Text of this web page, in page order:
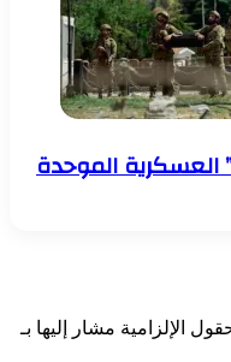
العسكرية الموحدة
الإلزامية مشار إليها بـ